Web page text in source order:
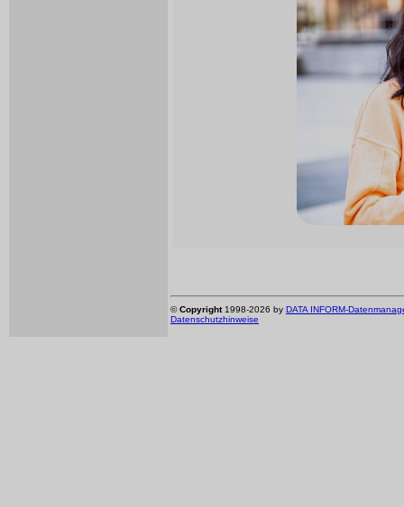
©Copyright1998-2026 by DATA INFORM-
Datenschutzhinweise